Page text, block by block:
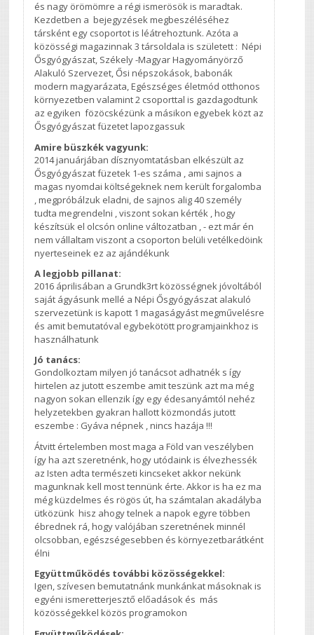
és nagy örömömre a régi ismerösök is maradtak.
Kezdetben a bejegyzések megbeszéléséhez
társként egy csoportot is léátrehoztunk. Azóta a
közösségi magazinnak 3 társoldala is született : Népi
Ősgyógyászat, Székely -Magyar Hagyományörző
Alakuló Szervezet, Ősi népszokások, babonák
modern magyarázata, Egészséges életmód otthonos
környezetben valamint 2 csoporttal is gazdagodtunk
az egyiken fözöcskézünk a másikon egyebek közt az
Ősgyógyászat füzetet lapozgassuk
Amire büszkék vagyunk:
2014 januárjában dísznyomtatásban elkészült az
Ősgyógyászat füzetek 1-es száma , ami sajnos a
magas nyomdai költségeknek nem került forgalomba
, megpróbálzuk eladni, de sajnos alig 40 személy
tudta megrendelni , viszont sokan kérték , hogy
készítsük el olcsón online változatban , - ezt már én
nem vállaltam viszont a csoporton belüli vetélkedöink
nyerteseinek ez az ajándékunk
A legjobb pillanat:
2016 áprilisában a Grundk3rt közösségnek jóvoltából
saját ágyásunk mellé a Népi Ősgyógyászat alakuló
szervezetünk is kapott 1 magaságyást megművelésre
és amit bemutatóval egybekötött programjainkhoz is
használhatunk
Jó tanács:
Gondolkoztam milyen jó tanácsot adhatnék s így
hirtelen az jutott eszembe amit teszünk azt ma még
nagyon sokan ellenzik így egy édesanyámtól nehéz
helyzetekben gyakran hallott közmondás jutott
eszembe : Gyáva népnek , nincs hazája !!!
Átvitt értelemben most maga a Föld van veszélyben
így ha azt szeretnénk, hogy utódaink is élvezhessék
az Isten adta természeti kincseket akkor nekünk
magunknak kell most tennünk érte. Akkor is ha ez ma
még küzdelmes és rögös út, ha számtalan akadályba
ütközünk hisz ahogy telnek a napok egyre többen
ébrednek rá, hogy valójában szeretnének minnél
olcsobban, egészségesebben és környezetbarátként
élni
Együttműködés további közösségekkel:
Igen, szívesen bemutatnánk munkánkat másoknak is
egyéni ismeretterjesztő előadások és más
közösségekkel közös programokon